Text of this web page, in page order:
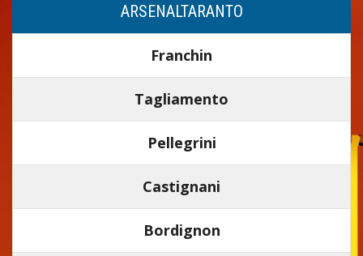
ARSENALTARANTO
Franchin
Tagliamento
Pellegrini
Castignani
Bordignon